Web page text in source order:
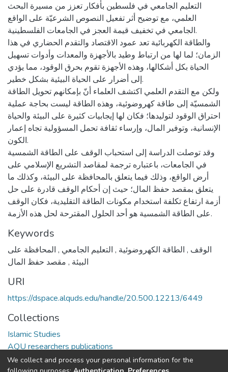
التعليم الجامعي في فلسطين بأفكار تعزز من مسيرة البحث
العلمي، مع توضيح أثر تفعيل النصوص الشرعيّة على الواقع
الجامعي في تخفيف قيمة العجز في الجامعات الفلسطينية.
والطاقة الكهربائية تعد عمود الاقتصاد والتقدم الحضاري في هذا
الزمان؛ لما لها من ارتباط وطيد بالأجهزة والمعدات وأدوات تسهيل
الحياة بكل أشكالها، وهذه الأجهزة تقوم بحرق الوقود، مما يؤدي
إلى أضرار على الحياة البيئية بشكل خطير.
ولكن مع التقدم العلمي اكتشف العلماء أنّ بإمكانهم تحويل الطاقة
الشمسيّة إلى طاقة كهروضوئية، وهذه الطاقة ليست بحاجة عملية
احتراق الوقود لتوليدها؛ فكان لها إيجابيات كثيرة على البيئة والحياة
الإنسانية، وتوفير المال، وإرساء ثقافة تحمل المسؤولية تجاه إعمار
الكون.
وقد توصلت الدراسة إلى استحباب الوقف على الطاقة الشمسية
في الجامعات، باعتباره ترجمة لمقاصد التشريع الإسلامي على
أرض الواقع، وذلك فيما يتعلق بالمحافظة على البيئة، وكذلك ما
يتعلق بمقصد حفظ المال؛ حيث إن أحكام الوقف قادرة على حل
أزمة ارتفاع تكلفة استخدام مكونات الطاقة التقليدية، فكان الوقف
على الطاقة الشمسية هو أحد الحلول المقترحة لحل هذه الأزمة.
Keywords
الوقف , الطاقة الكهروضوئية , التعليم الجامعي , المحافظة على
البيئة , مقصد حفظ المال
URI
https://dspace.alquds.edu/handle/20.500.12213/6449
Collections
Islamic Studies
AQU researchers publications
We collect and process your personal information for the